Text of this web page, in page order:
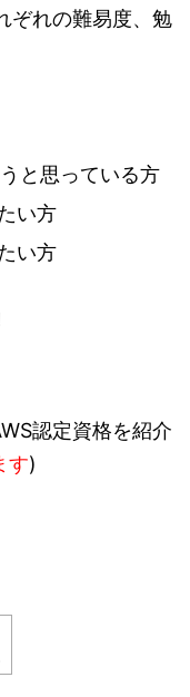
ぞれの難易度、勉
と思っている方
い方
い方
認定資格を紹介
す)